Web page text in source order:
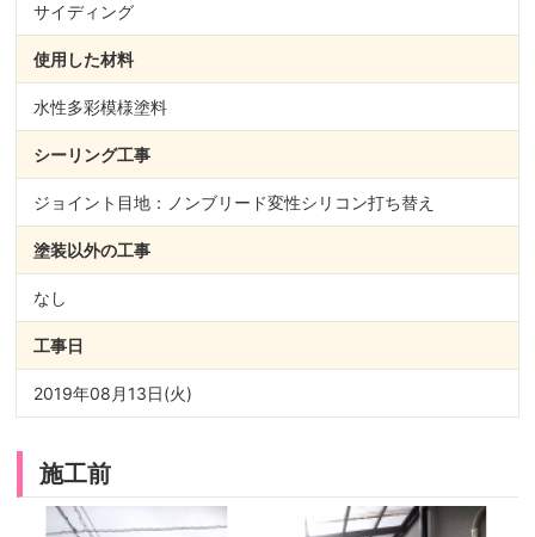
サイディング
使用した材料
水性多彩模様塗料
シーリング工事
ジョイント目地：ノンブリード変性シリコン打ち替え
塗装以外の工事
なし
工事日
2019年08月13日(火)
施工前